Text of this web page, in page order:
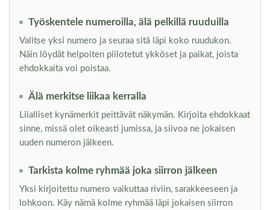
Työskentele numeroilla, älä pelkillä ruuduilla
Valitse yksi numero ja seuraa sitä läpi koko ruudukon.
Näin löydät helpoiten piilotetut ykköset ja paikat, joista
ehdokkaita voi poistaa.
Älä merkitse liikaa kerralla
Liialliset kynämerkit peittävät näkymän. Kirjoita ehdokkaat
sinne, missä olet oikeasti jumissa, ja siivoa ne jokaisen
uuden numeron jälkeen.
Tarkista kolme ryhmää joka siirron jälkeen
Yksi kirjoitettu numero vaikuttaa riviin, sarakkeeseen ja
lohkoon. Käy nämä kolme ryhmää läpi jokaisen siirron